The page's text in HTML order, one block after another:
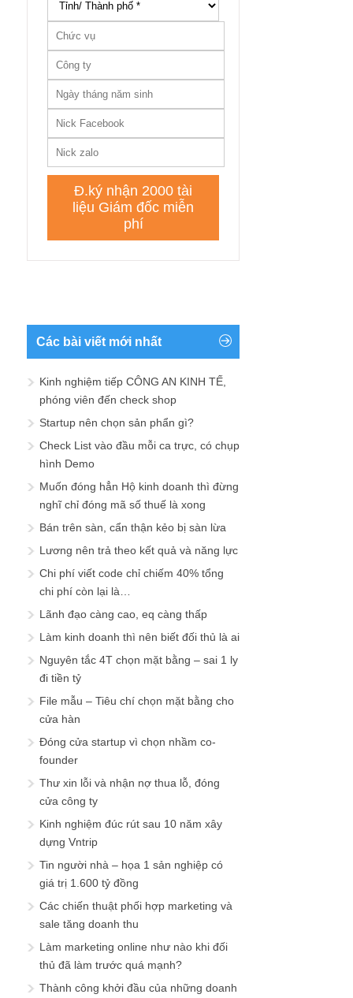
Các bài viết mới nhất
Kinh nghiệm tiếp CÔNG AN KINH TẾ,
phóng viên đến check shop
Startup nên chọn sản phẩn gì?
Check List vào đầu mỗi ca trực, có chụp
hình Demo
Muốn đóng hẳn Hộ kinh doanh thì đừng
nghĩ chỉ đóng mã số thuế là xong
Bán trên sàn, cẩn thận kẻo bị sàn lừa
Lương nên trả theo kết quả và năng lực
Chi phí viết code chỉ chiếm 40% tổng
chi phí còn lại là…
Lãnh đạo càng cao, eq càng thấp
Làm kinh doanh thì nên biết đối thủ là ai
Nguyên tắc 4T chọn mặt bằng – sai 1 ly
đi tiền tỷ
File mẫu – Tiêu chí chọn mặt bằng cho
cửa hàn
Đóng cửa startup vì chọn nhầm co-
founder
Thư xin lỗi và nhận nợ thua lỗ, đóng
cửa công ty
Kinh nghiệm đúc rút sau 10 năm xây
dựng Vntrip
Tin người nhà – họa 1 sản nghiệp có
giá trị 1.600 tỷ đồng
Các chiến thuật phối hợp marketing và
sale tăng doanh thu
Làm marketing online như nào khi đối
thủ đã làm trước quá mạnh?
Thành công khởi đầu của những doanh